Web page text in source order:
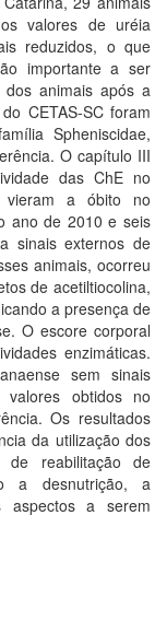
valores de uréia
reduzidos, o que
importante a ser
dos animais após a
CETAS-SC foram
Spheniscidae,
O capítulo III
das ChE no
vieram a óbito no
ano de 2010 e seis
sinais externos de
animais, ocorreu
de acetiltiocolina,
a presença de
O escore corporal
enzimáticas.
sem sinais
obtidos no
Os resultados
da utilização dos
de reabilitação de
a desnutrição, a
aspectos a serem